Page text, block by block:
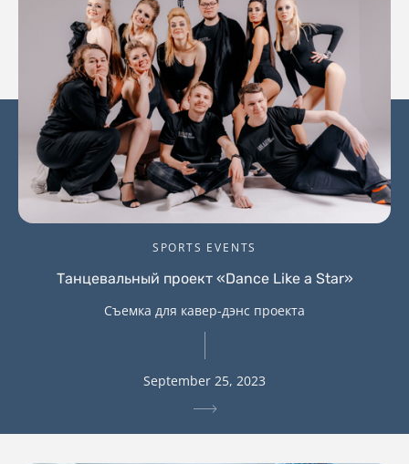
SPORTS EVENTS
Танцевальный проект «Dance Like a Star»
Съемка для кавер-дэнс проекта
September 25, 2023